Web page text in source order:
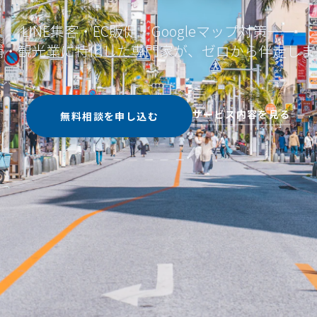
LINE集客・EC販促・Googleマップ対策——
観光業に特化した専門家が、ゼロから伴走し
無料相談を申し込む サービス内容を見る